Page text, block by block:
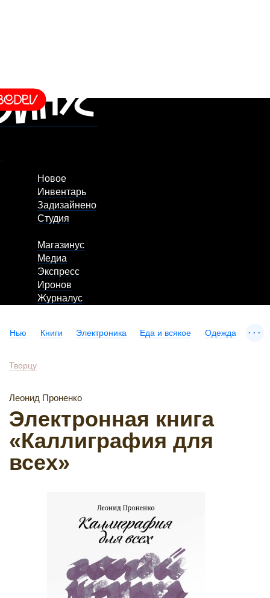
Новое
Инвентарь
Задизайнено
Студия
Магазинус
Медиа
Экспресс
Иронов
Журналус
Нью Книги Электроника Еда и всякое Одежда ...
Творцу
Леонид Проненко
Электронная книга
«Каллиграфия для
всех»